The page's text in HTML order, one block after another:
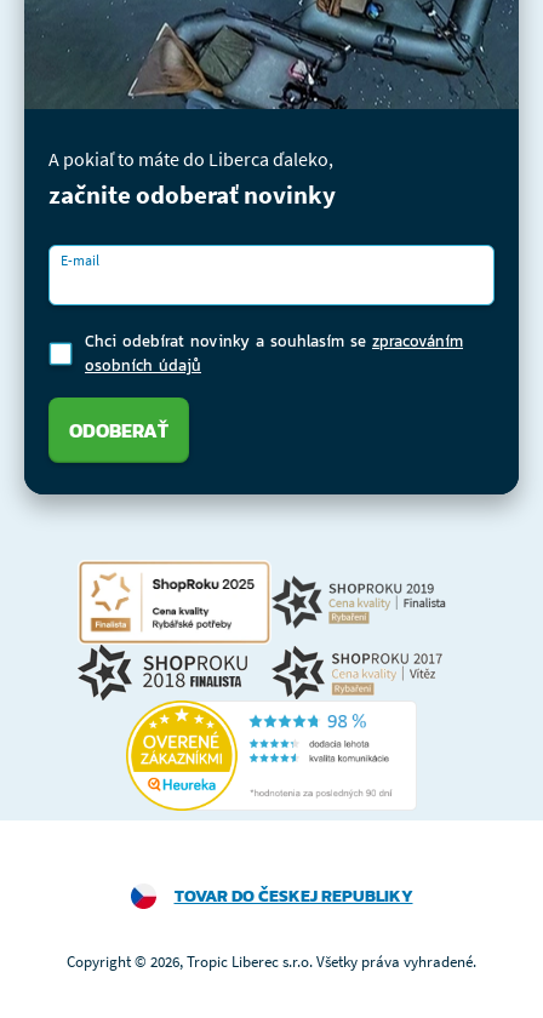
A pokiaľ to máte do Liberca ďaleko,
začnite odoberať novinky
E-mail
Chci odebírat novinky a souhlasím se zpracováním
osobních údajů
ODOBERAŤ
TOVAR DO ČESKEJ REPUBLIKY
Copyright © 2026, Tropic Liberec s.r.o. Všetky práva vyhradené.